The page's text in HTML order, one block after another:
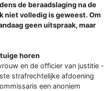
de beraadslaging na de
niet volledig is geweest. Om
geen uitspraak, maar
horen
en de officier van justitie -
strafrechtelijke afdoening
een anoniem